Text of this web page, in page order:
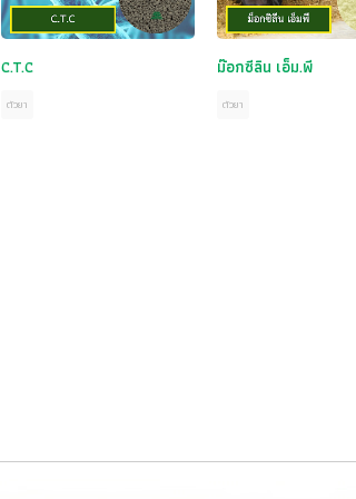
C.T.C
ตัวยา
ม๊อกซีลิน เอ็ม.พี
ตัวยา